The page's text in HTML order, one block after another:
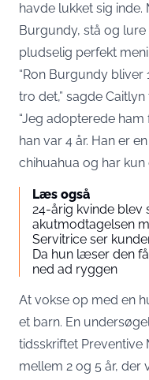
havde lukket sig inde.
Burgundy, stå og
pludselig perfekt
“Ron Burgundy bliver
tro det,” sagde
“Jeg adopterede
han var 4 år. Han er
chihuahua og har
Læs også
24-årig kvinde blev
akutmodtagelsen
Servitrice ser
Da hun læser den
ned ad ryggen
At vokse op med en
et barn. En
tidsskriftet Preventive
mellem 2 og 5 år, der